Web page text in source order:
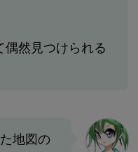
偶然見つけられる
地図の